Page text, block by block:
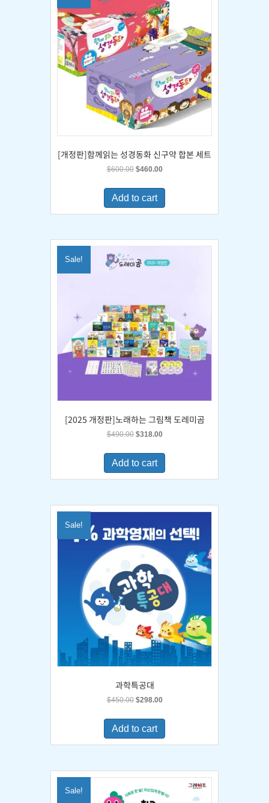
[개정판]함께읽는 성경동화 신구약 합본 세트
$600.00 Original
was:
$600.00.
$460.00Current
is:
Add to cart
Sale!
[2025 개정판]노래하는 그림책 도레미곰
$490.00 Original
was:
$490.00.
$318.00Current
is:
Add to cart
Sale!
과학특공대
$450.00 Original
was:
$450.00.
$298.00Current
is:
Add to cart
Sale!